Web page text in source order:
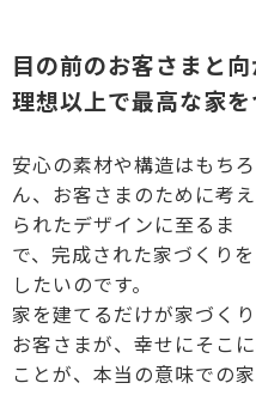
目の前のお客さまと向
理想以上で最高な家を
安心の素材や構造はもちろ
ん、お客さまのために考え
られたデザインに至るま
で、完成された家づくりを
したいのです。
家を建てるだけが家づく
お客さまが、幸せにそこ
ことが、本当の意味での